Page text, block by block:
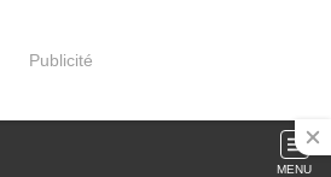
Publicité
MENU